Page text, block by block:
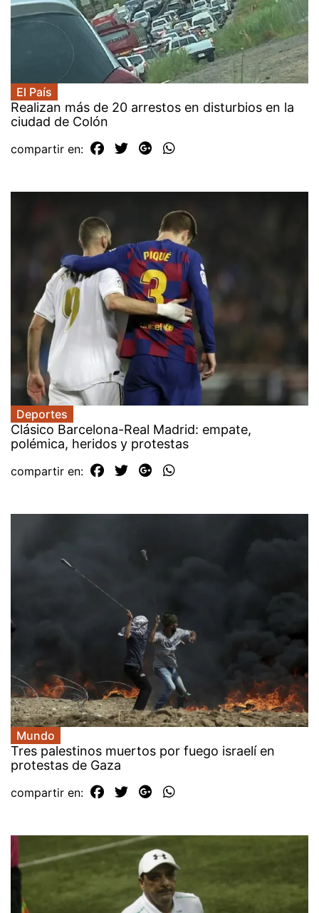
El País
Realizan más de 20 arrestos en disturbios en la
ciudad de Colón
compartir en:
Deportes
Clásico Barcelona-Real Madrid: empate,
polémica, heridos y protestas
compartir en:
Mundo
Tres palestinos muertos por fuego israelí en
protestas de Gaza
compartir en: